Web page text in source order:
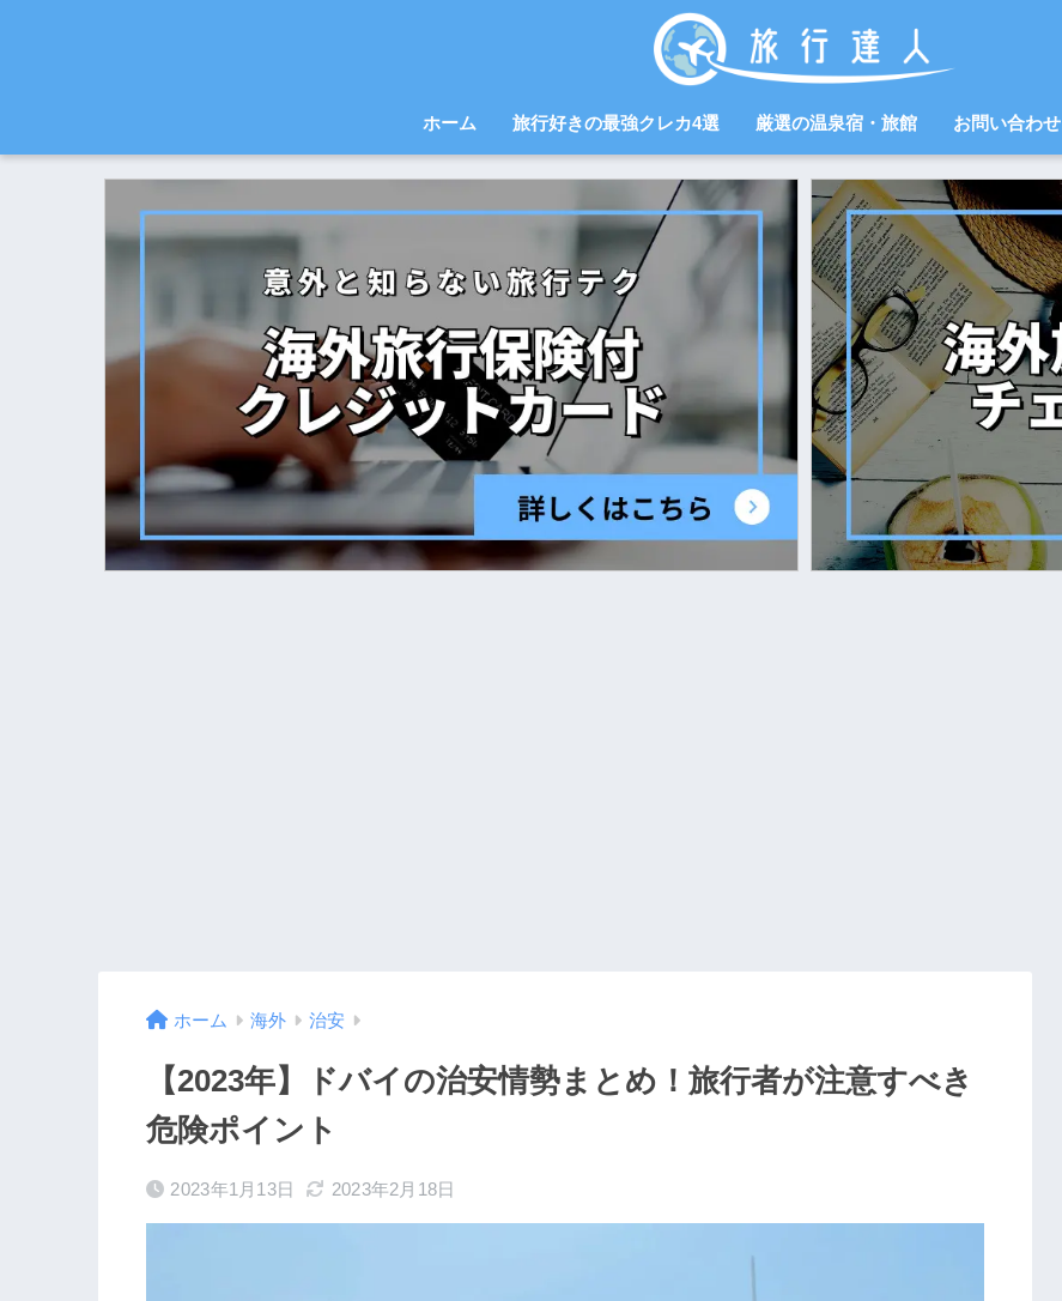
ホーム 旅行好きの最強クレカ4選 厳選の温泉宿・旅館 お問い合わせ
ホーム 海外 治安
【2023年】ドバイの治安情勢まとめ！旅行者が注意すべき
危険ポイント
2023年1月13日 2023年2月18日